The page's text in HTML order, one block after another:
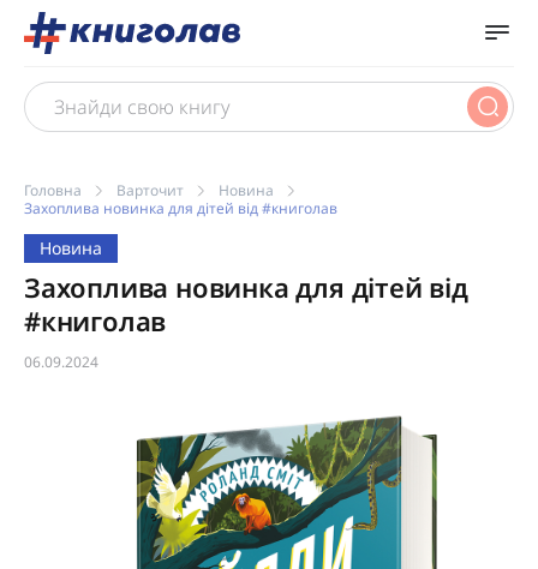
Головна Варточит
Новина
Захоплива новинка для дітей від #книголав
Новина
Захоплива новинка для дітей від
#книголав
06.09.2024